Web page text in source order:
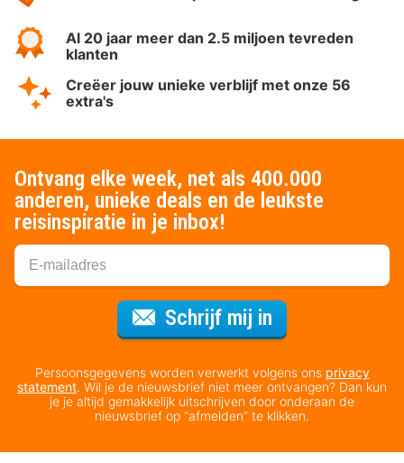
Al 20 jaar meer dan 2.5 miljoen tevreden
klanten
Creëer jouw unieke verblijf met onze 56
extra's
Ontvang elke week, net als 400.000
anderen, unieke deals en de leukste
reisinspiratie in je inbox!
Schrijf mij in
Persoonsgegevens worden verwerkt volgens ons privacy
statement. Wil je de nieuwsbrief niet meer ontvangen? Dan kun
je je altijd gemakkelijk uitschrijven door onderaan de
nieuwsbrief op “afmelden” te klikken.